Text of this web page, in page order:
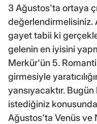
3 Ağustos'ta ortaya
değerlendirmelisiniz.
gayet tabii ki
gelenin en iyisini
Merkür'ün 5.
girmesiyle
yansıyacaktır.
istediğiniz konusunda
Ağustos'ta Venüs ve